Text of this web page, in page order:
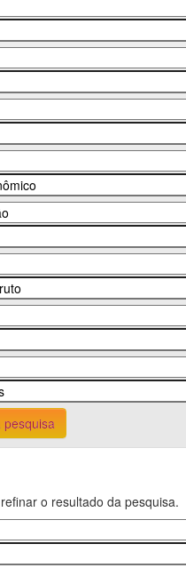
pesquisa
o resultado da pesquisa.